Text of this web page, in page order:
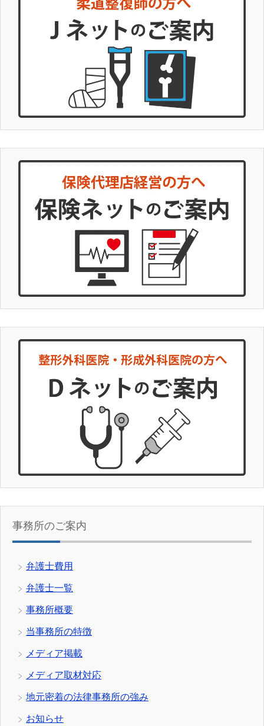
事務所のご案内
弁護士費用
弁護士一覧
事務所概要
当事務所の特徴
メディア掲載
メディア取材対応
地元密着の法律事務所の強み
お知らせ